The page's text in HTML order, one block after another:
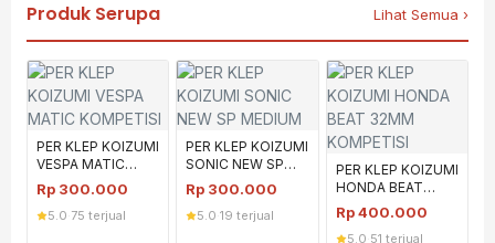
Produk Serupa Lihat Semua ›
PER KLEP KOIZUMI
VESPA MATIC
KOMPETISI
Rp 300.000
5.0 75 terjual
PER KLEP KOIZUMI
SONIC NEW SP
MEDIUM
Rp 300.000
5.0 ·19 terjual
PER KLEP KOIZUMI
HONDA BEAT
32MM KOMPETISI
Rp400.000
5.0 51 terjual